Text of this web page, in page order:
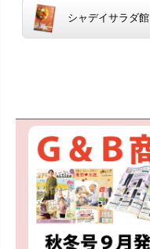
シャデイサラダ館